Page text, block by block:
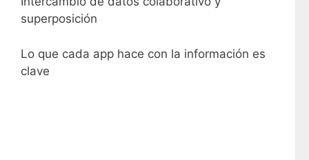
superposición
Lo que cada app hace con la información es
clave